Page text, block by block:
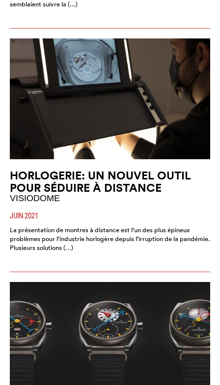
semblaient suivre la (…)
HORLOGERIE: UN NOUVEL OUTIL
POUR SÉDUIRE À DISTANCE
VISIODOME
JUIN 2021
La présentation de montres à distance est l’un des plus épineux
problèmes pour l’industrie horlogère depuis l’irruption de la pandémie.
Plusieurs solutions (…)